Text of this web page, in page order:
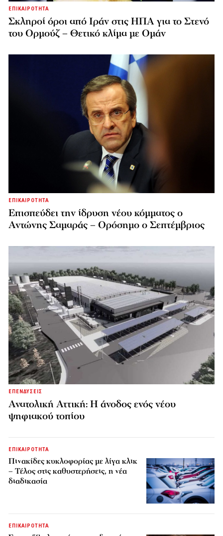
ΕΠΙΚΑΙΡΟΤΗΤΑ
Σκληροί όροι από Ιράν στις ΗΠΑ για το Στενό
του Ορμούζ – Θετικό κλίμα με Ομάν
ΕΠΙΚΑΙΡΟΤΗΤΑ
Επισπεύδει την ίδρυση νέου κόμματος o
Αντώνης Σαμαράς – Ορόσημο ο Σεπτέμβριος
ΕΠΕΝΔΥΣΕΙΣ
Ανατολική Αττική: Η άνοδος ενός νέου
ψηφιακού τοπίου
ΕΠΙΚΑΙΡΟΤΗΤΑ
Πινακίδες κυκλοφορίας με λίγα κλικ
– Τέλος στις καθυστερήσεις, η νέα
διαδικασία
ΕΠΙΚΑΙΡΟΤΗΤΑ